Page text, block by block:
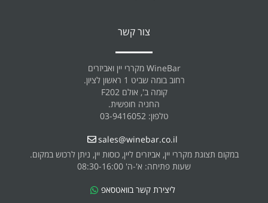
צור קשר
WineBar מקררי יין ואביזרים
רחוב בומה שביט 1 ראשון לציון.
קומה ב', אולם F202
החניה חופשית.
טלפון: 03-9416052
sales@winebar.co.il
במקום תצוגת מקררי יין, אביזרים ליין, כוסות יין, ניתן לרכוש במקום.
שעות פתיחה: א'-ה' 08:30-16:00
ליצירת קשר בוואטסאפ